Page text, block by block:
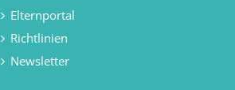
Elternportal
Richtlinien
Newsletter